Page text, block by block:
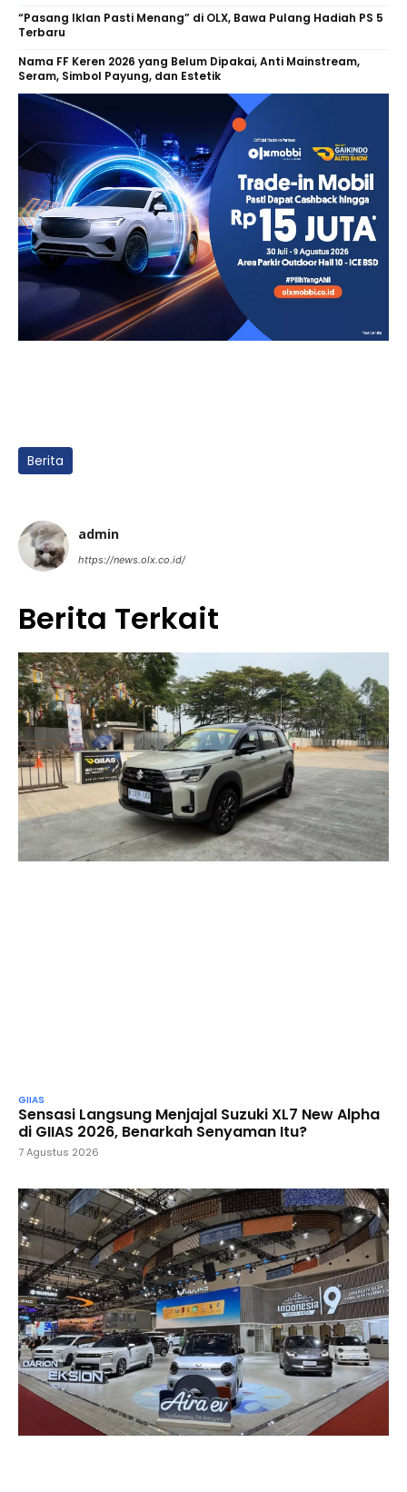
“Pasang Iklan Pasti Menang” di OLX, Bawa Pulang Hadiah PS 5
Terbaru
Nama FF Keren 2026 yang Belum Dipakai, Anti Mainstream,
Seram, Simbol Payung, dan Estetik
Berita
admin
https://news.olx.co.id/
Berita Terkait
GIIAS
Sensasi Langsung Menjajal Suzuki XL7 New Alpha
di GIIAS 2026, Benarkah Senyaman Itu?
7 Agustus 2026